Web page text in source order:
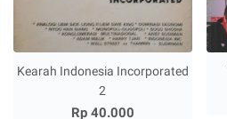
Kearah Indonesia Incorporated
2
Rp 40.000